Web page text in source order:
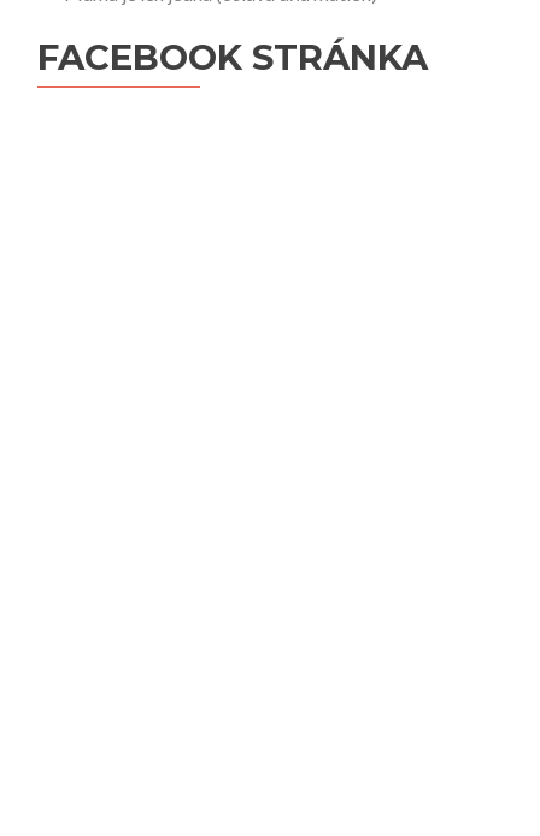
FACEBOOK STRÁNKA